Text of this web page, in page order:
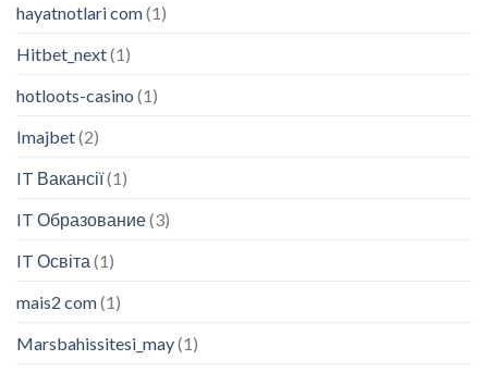
hayatnotlari com(1)
Hitbet_next(1)
hotloots-casino (1)
Imajbet(2)
IT Вакансії(1)
IT Образование(3)
IT Освіта (1)
mais2 com(1)
Marsbahissitesi_may(1)